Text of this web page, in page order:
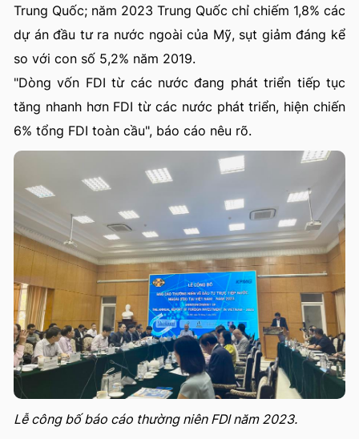
Trung Quốc; năm 2023 Trung Quốc chỉ chiếm 1,8% các
dự án đầu tư ra nước ngoài của Mỹ, sụt giảm đáng kể
so với con số 5,2% năm 2019.
"Dòng vốn FDI từ các nước đang phát triển tiếp tục
tăng nhanh hơn FDI từ các nước phát triển, hiện chiến
6% tổng FDI toàn cầu", báo cáo nêu rõ.
Lễ công bố báo cáo thường niên FDI năm 2023.